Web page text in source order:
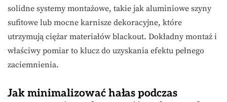
solidne systemy montażowe, takie jak aluminiowe szyny
sufitowe lub mocne karnisze dekoracyjne, które
utrzymują ciężar materiałów blackout. Dokładny montaż i
właściwy pomiar to klucz do uzyskania efektu pełnego
zaciemnienia.
Jak minimalizować hałas podczas